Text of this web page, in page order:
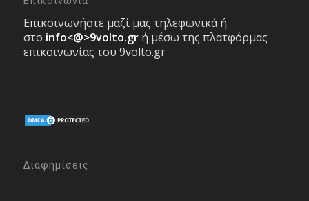
Επικοινωνήστε μαζί μας τηλεφωνικά ή
στο info<@>9volto.gr ή μέσω της πλατφόρμας
επικοινωνίας του 9volto.gr
Διαφημίσεις: